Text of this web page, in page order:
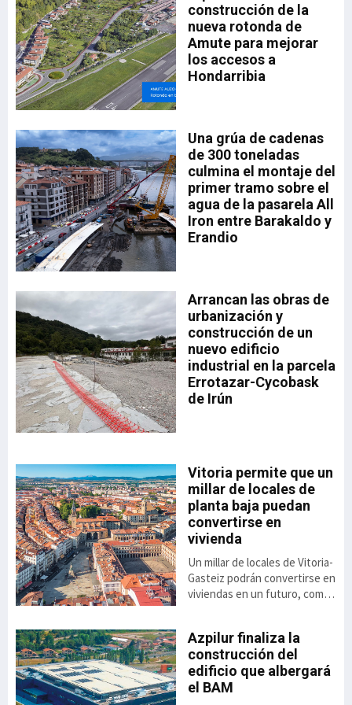
construcción de la
nueva rotonda de
Amute para mejorar
los accesos a
Hondarribia
Una grúa de cadenas
de 300 toneladas
culmina el montaje del
primer tramo sobre el
agua de la pasarela All
Iron entre Barakaldo y
Erandio
Arrancan las obras de
urbanización y
construcción de un
nuevo edificio
industrial en la parcela
Errotazar-Cycobask
de Irún
Vitoria permite que un
millar de locales de
planta baja puedan
convertirse en
vivienda
Un millar de locales de Vitoria-
Gasteiz podrán convertirse en
viviendas en un futuro, como
nueva ordenanza anunciada
por el ayuntamiento. Se trata
de una alternativa
habitacional cuya aprobación
Azpilur finaliza la
construcción del
edificio que albergará
el BAM